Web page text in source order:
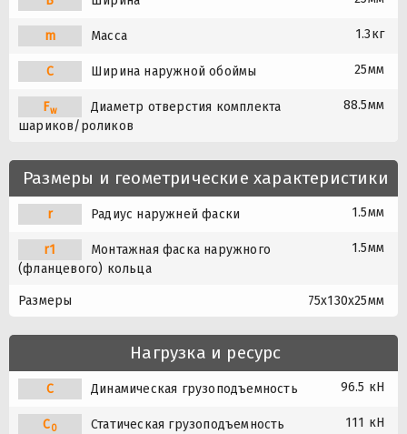
m Масса 1.3кг
C Ширина наружной обоймы 25мм
Fw
Диаметр отверстия комплекта
шариков/роликов
88.5мм
Размеры и геометрические характеристики
r Радиус наружней фаски 1.5мм
r1
Монтажная фаска наружного
(фланцевого) кольца
1.5мм
Размеры 75x130x25мм
Нагрузка и ресурс
C Динамическая грузоподъемность 96.5 кН
C0 Статическая грузоподъемность 111 кН